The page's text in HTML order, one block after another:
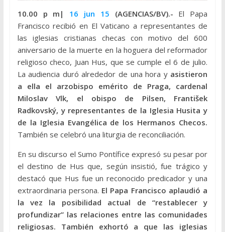
10.00 p m| 16 jun 15 (AGENCIAS/BV).- El Papa
Francisco recibió en El Vaticano a representantes de
las iglesias cristianas checas con motivo del 600
aniversario de la muerte en la hoguera del reformador
religioso checo, Juan Hus, que se cumple el 6 de julio.
La audiencia duró alrededor de una hora y asistieron
a ella el arzobispo emérito de Praga, cardenal
Miloslav Vlk, el obispo de Pilsen, František
Radkovský, y representantes de la Iglesia Husita y
de la Iglesia Evangélica de los Hermanos Checos.
También se celebró una liturgia de reconciliación.
En su discurso el Sumo Pontífice expresó su pesar por
el destino de Hus que, según insistió, fue trágico y
destacó que Hus fue un reconocido predicador y una
extraordinaria persona. El Papa Francisco aplaudió a
la vez la posibilidad actual de “restablecer y
profundizar” las relaciones entre las comunidades
religiosas. También exhortó a que las iglesias